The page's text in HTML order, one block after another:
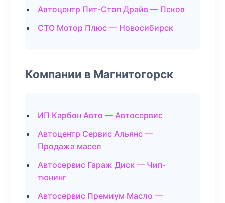
Автоцентр Пит-Стоп Драйв — Псков
СТО Мотор Плюс — Новосибирск
Компании в Магнитогорск
ИП Карбон Авто — Автосервис
Автоцентр Сервис Альянс —
Продажа масел
Автосервис Гараж Диск — Чип-
тюнинг
Автосервис Премиум Масло —